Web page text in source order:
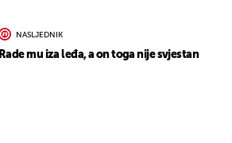
NASLJEDNIK
Rade mu iza leđa, a on toga nije svjestan